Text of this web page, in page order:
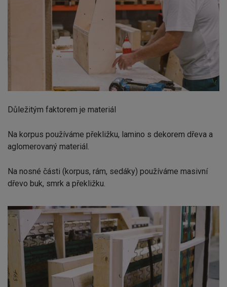
Důležitým faktorem je materiál
Na korpus používáme překližku, lamino s dekorem dřeva a
aglomerovaný materiál.
Na nosné části (korpus, rám, sedáky) používáme masivní
dřevo buk, smrk a překližku.